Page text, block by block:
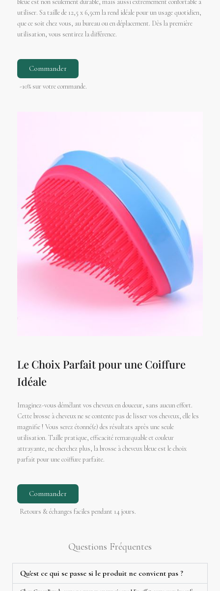
utiliser. Sa taille de 12,5 x 6,5cm la rend idéale pour un usage quotidien,
que ce soit chez vous, au bureau ou en déplacement. Dès la première
utilisation, vous sentirez la différence.
Commander
-10% sur votre commande.
Le Choix Parfait pour une Coiffure
Idéale
Imaginez-vous démêlant vos cheveux en douceur, sans aucun effort.
Cette brosse à cheveux ne se contente pas de lisser vos cheveux, elle les
magnifie ! Vous serez étonné(e) des résultats après une seule
utilisation. Taille pratique, efficacité remarquable et couleur
attrayante, ne cherchez plus, la brosse à cheveux bleue est le choix
parfait pour une coiffure parfaite.
Commander
Retours & échanges faciles pendant 14 jours.
Questions Fréquentes
Qu'est ce qui se passe si le produit ne convient pas ?